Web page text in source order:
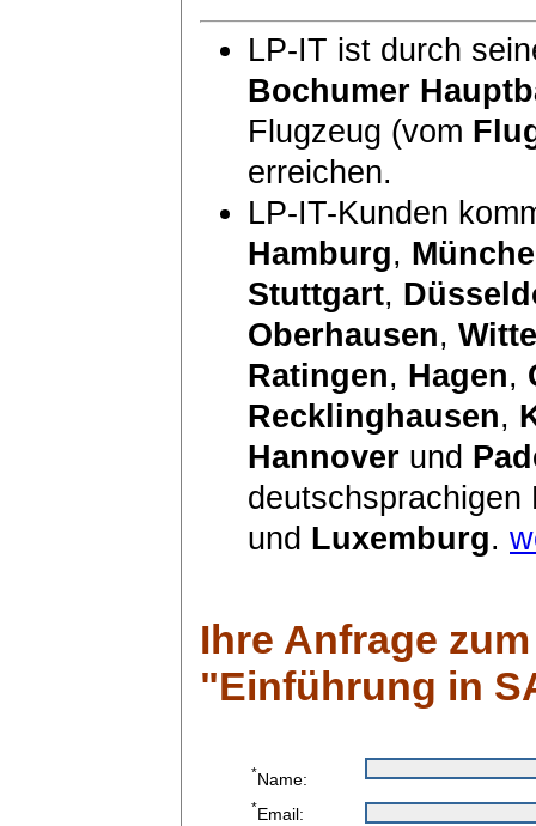
LP-IT ist durch
Bochumer
Flugzeug (vom
erreichen.
LP-IT-Kunden
Hamburg,
Stuttgart,
Oberhausen,
Ratingen, Hagen,
Recklinghausen,
Hannover und
und Luxemburg.
Ihre Anfrage
"Einführung in
*Name:
*Email: